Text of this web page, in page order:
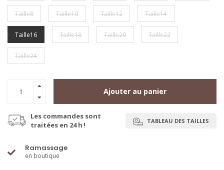
Taille8 Taille10 Taille12 Taille14
Taille16 Taille18 Taille20 Taille22
Taille24
Ajouter au panier
Les commandes sont
traitées en 24 h !
TABLEAU DES TAILLES
Ramassage
en boutique